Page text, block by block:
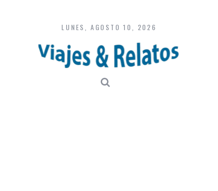
content
LUNES, AGOSTO 10, 2026